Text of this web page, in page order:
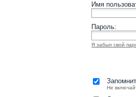
Имя
Пароль:
Я забыл свой
Не